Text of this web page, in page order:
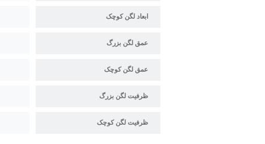
ابعاد لگن کوچک
عمق لگن بزرگ
عمق لگن کوچک
ظرفیت لگن بزرگ
ظرفیت لگن کوچک